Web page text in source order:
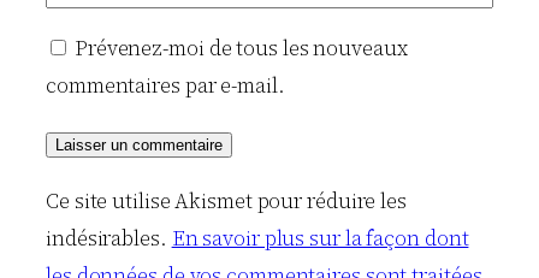
Prévenez-moi de tous les nouveaux
commentaires par e-mail.
Ce site utilise Akismet pour réduire les
indésirables. En savoir plus sur la façon dont